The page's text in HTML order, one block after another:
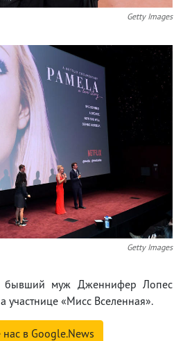
Getty Images
Getty Images
бывший муж Дженнифер Лопес
участнице «Мисс Вселенная».
нас в Google.News